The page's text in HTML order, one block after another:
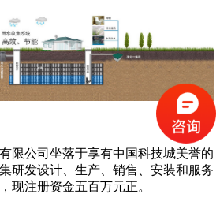
限公司坐落于享有中国科技城美誉的
研发设计、生产、销售、安装和服务
现注册资金五百万元正。